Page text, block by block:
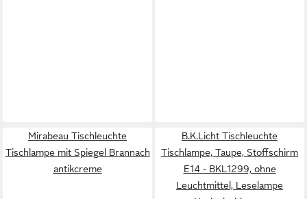
Mirabeau Tischleuchte
Tischlampe mit Spiegel Brannach
antikcreme
B.K.Licht Tischleuchte
Tischlampe, Taupe, Stoffschirm
E14 - BKL1299, ohne
Leuchtmittel, Leselampe